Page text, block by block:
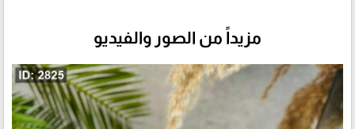
مزيداً من الصور والفيديو